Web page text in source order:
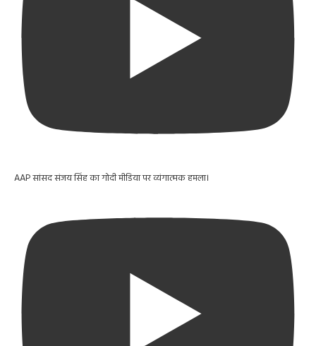
AAP सांसद संजय सिंह का गोदी मीडिया पर व्यंगात्मक हमला।